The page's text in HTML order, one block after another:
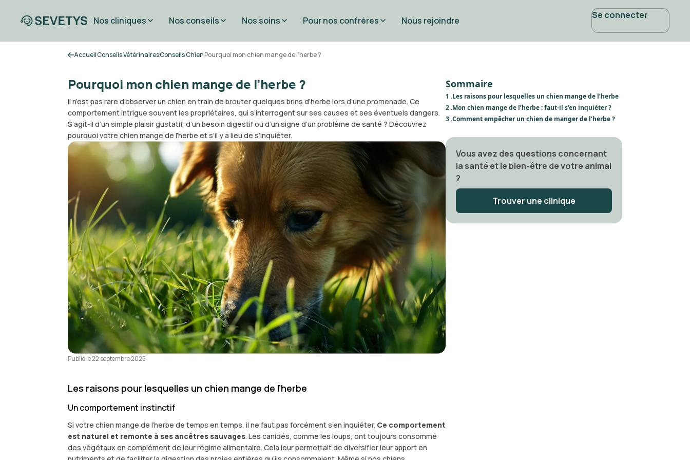
Nos cliniques Nos conseils Nos soins Pour nos confrères Nous rejoindre Se connecter
AccueilConseils VétérinairesConseils ChienPourquoi mon chien mange de l’herbe ?
Sommaire
1 .Les raisons pour lesquelles un chien mange de l’herbe
2 .Mon chien mange de l’herbe : faut-il s’en inquiéter ?
3 .Comment empêcher un chien de manger de l’herbe ?
Vous avez des questions concernant
la santé et le bien-être de votre animal
?
Trouver une clinique
Pourquoi mon chien mange de l’herbe ?
Il n’est pas rare d’observer un chien en train de brouter quelques brins d’herbe lors d’une promenade. Ce
comportement intrigue souvent les propriétaires, qui s’interrogent sur ses causes et ses éventuels dangers.
S’agit-il d’un simple plaisir gustatif, d’un besoin digestif ou d’un signe d’un problème de santé ? Découvrez
pourquoi votre chien mange de l’herbe et s’il y a lieu de s’inquiéter.
Publié le22 septembre 2025
Les raisons pour lesquelles un chien mange de l’herbe
Un comportement instinctif
Si votre chien mange de l’herbe de temps en temps, il ne faut pas forcément s’en inquiéter. Ce comportement
est naturel et remonte à ses ancêtres sauvages. Les canidés, comme les loups, ont toujours consommé
des végétaux en complément de leur régime alimentaire. Cela leur permettait de diversifier leur apport en